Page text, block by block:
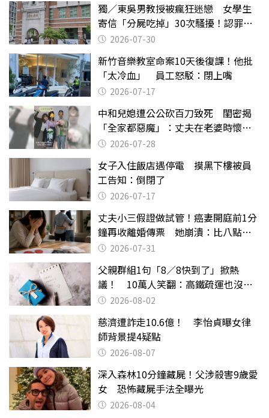
獨／東吳男教授被瘋狂迷戀 女學生
寄信「分屍吃掉」30次騷擾！認罪免
關 2026-07-30
新竹音樂教室命案10天後復課！他批
「太冷血」 員工怒駁：閉上嘴
2026-07-17
中和兒媳遭公公砍百刀致死 閨密揭
「全家都惡魔」：丈夫在老婆時懷孕
摔東西
2026-07-28
女子入住飯店遇停電 摸黑下樓被員
工告知：倒閉了
2026-07-17
丈夫小三假證做試管！癌妻開庭前1分
鐘再收離婚傳票 她崩潰：比八點檔
還扯2026-07-31
父親群組1句「8／8快到了」掀熱
議！ 10萬人笑翻：高鐵疏運也沒列
父親節
2026-08-02
慈濟遭詐走10.6億！ 李怡貞曝女律
師背景提4疑點
2026-08-07
深入森林10分鐘藏屍！父涉殺害9歲愛
女 恐怖藏屍手法全曝光
2026-08-04